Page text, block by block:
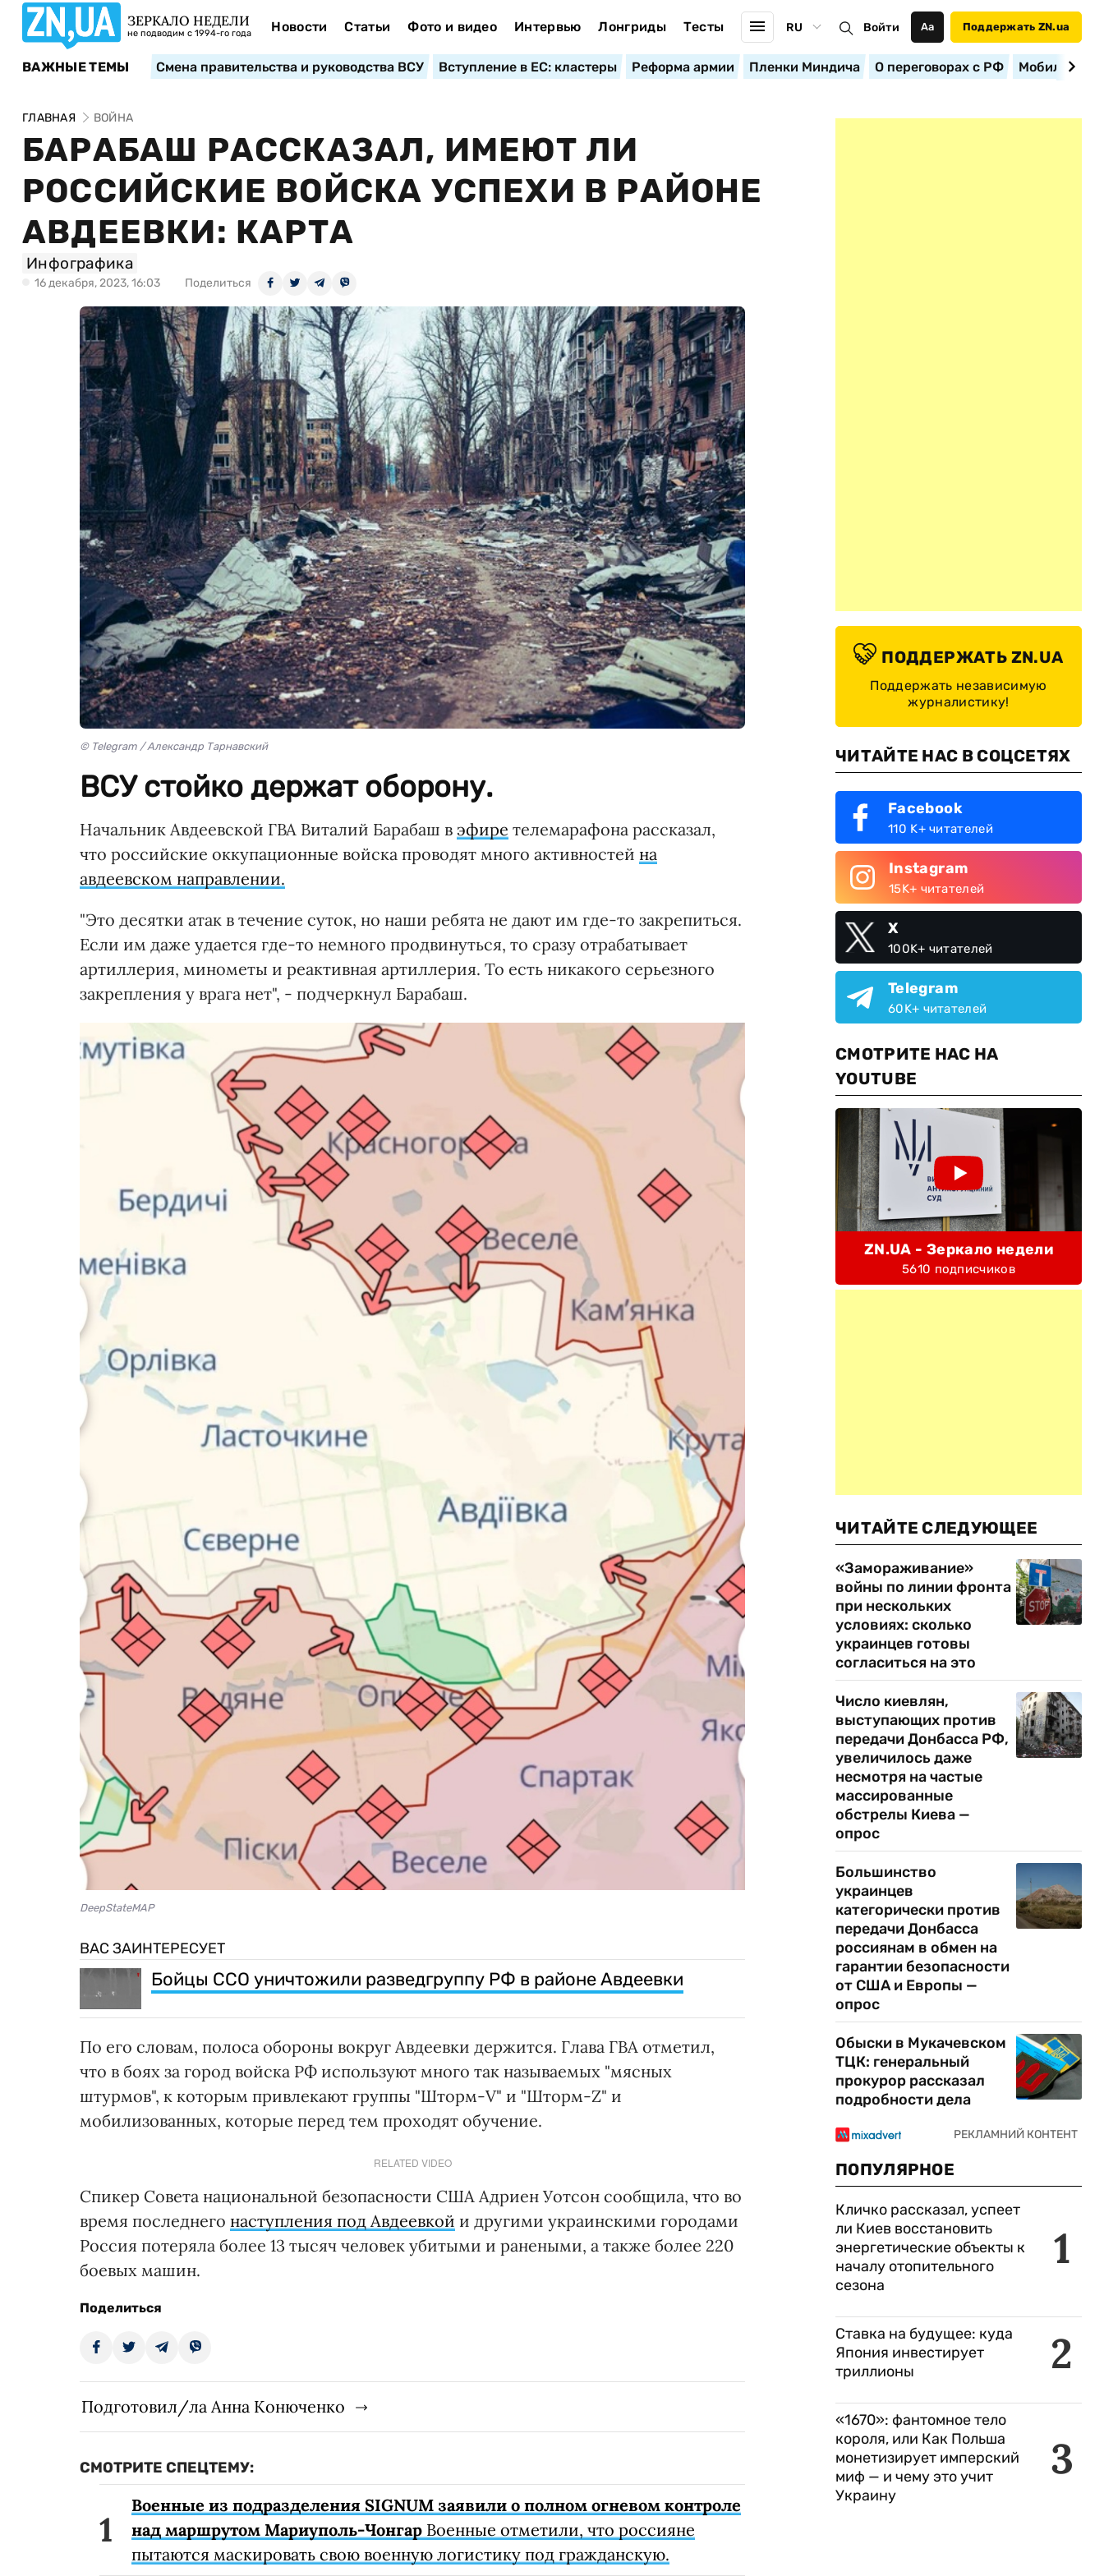
ЗЕРКАЛО НЕДЕЛИ
не подводим с 1994-го года Новости Статьи Фото и видео Интервью Лонгриды Тесты RU Войти Аа Поддержать ZN.ua
ВАЖНЫЕ ТЕМЫ Смена правительства и руководства ВСУ Вступление в ЕС: кластеры Реформа армии Пленки Миндича О переговорах с РФ
ГЛАВНАЯ ВОЙНА
БАРАБАШ РАССКАЗАЛ, ИМЕЮТ ЛИ
РОССИЙСКИЕ ВОЙСКА УСПЕХИ В РАЙОНЕ
АВДЕЕВКИ: КАРТА
Инфографика
16 декабря, 2023, 16:03 Поделиться
© Telegram / Александр Тарнавский
ВСУ стойко держат оборону.
Начальник Авдеевской ГBA Виталий Барабаш в эфире телемарафона рассказал,
что российские оккупационные войска проводят много активностей на
авдеевском направлении.
"Это десятки атак в течение суток, но наши ребята не дают им где-то закрепиться.
Если им даже удается где-то немного продвинуться, то сразу отрабатывает
артиллерия, минометы и реактивная артиллерия. То есть никакого серьезного
закрепления у врага нет", - подчеркнул Барабаш.
DeepStateMAP
ВАС ЗАИНТЕРЕСУЕТ
Бойцы ССО уничтожили разведгруппу РФ в районе Авдеевки
По его словам, полоса обороны вокруг Авдеевки держится. Глава ГВА отметил,
что в боях за город войска РФ используют много так называемых "мясных
штурмов", к которым привлекают группы "Шторм-V" и "Шторм-Z" и
мобилизованных, которые перед тем проходят обучение.
RELATED VIDEO
Спикер Совета национальной безопасности США Адриен Уотсон сообщила, что во
время последнего наступления под Авдеевкой и другими украинскими городами
Россия потеряла более 13 тысяч человек убитыми и ранеными, а также более 220
боевых машин.
Поделиться
Подготовил/ла Анна Конюченко
СМОТРИТЕ СПЕЦТЕМУ:
Военные из подразделения SIGNUM заявили о полном огневом контроле
над маршрутом Мариуполь-Чонгар Военные отметили, что россияне
пытаются маскировать свою военную логистику под гражданскую.
ПОДДЕРЖАТЬ ZN.UA
Поддержать независимую
журналистику!
ЧИТАЙТЕ НАС В СОЦСЕТЯХ
Facebook
110 K+ читателей
Instagram
15K+ читателей
X
100K+ читателей
Telegram
60K+ читателей
СМОТРИТЕ НАС НА
YOUTUBE
ZN.UA - Зеркало недели
5610 подписчиков
ЧИТАЙТЕ СЛЕДУЮЩЕЕ
«Замораживание»
войны по линии фронта
при нескольких
условиях: сколько
украинцев готовы
согласиться на это
Число киевлян,
выступающих против
передачи Донбасса РФ,
увеличилось даже
несмотря на частые
массированные
обстрелы Киева —
опрос
Большинство
украинцев
категорически против
передачи Донбасса
россиянам в обмен на
гарантии безопасности
от США и Европы —
опрос
Обыски в Мукачевском
ТЦК: генеральный
прокурор рассказал
подробности дела
ПОПУЛЯРНОЕ
1
Кличко рассказал, успеет
ли Киев восстановить
энергетические объекты к
началу отопительного
сезона
2
Ставка на будущее: куда
Япония инвестирует
триллионы
3
«1670»: фантомное тело
короля, или Как Польша
монетизирует имперский
миф — и чему это учит
Украину